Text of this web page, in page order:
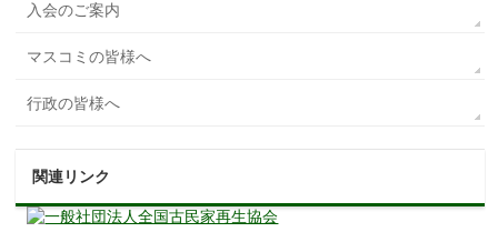
入会のご案内
マスコミの皆様へ
行政の皆様へ
関連リンク